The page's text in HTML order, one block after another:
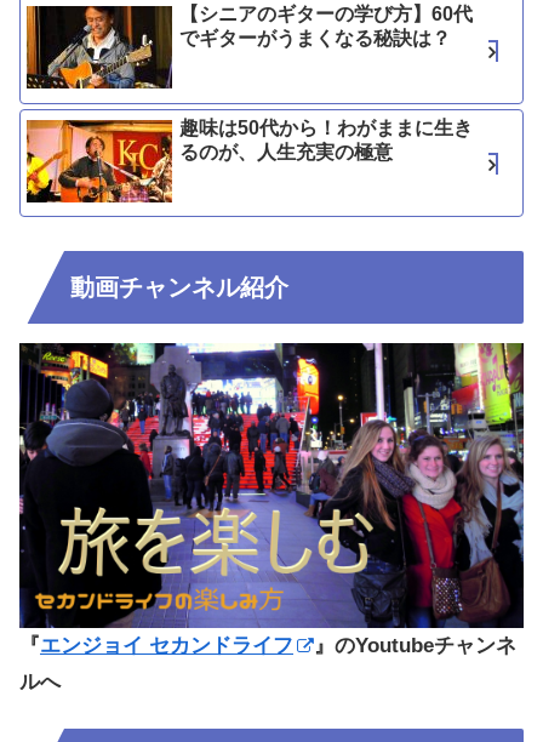
【シニアのギターの学び方】60代
でギターがうまくなる秘訣は？
趣味は50代から！わがままに生き
るのが、人生充実の極意
動画チャンネル紹介
『エンジョイ セカンドライフ
』のYoutubeチャンネ
ルへ